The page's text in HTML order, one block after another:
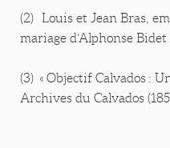
(2) Louis et Jean Bras,
mariage d’Alphonse Bidet
(3) « Objectif Calvados :
Archives du Calvados